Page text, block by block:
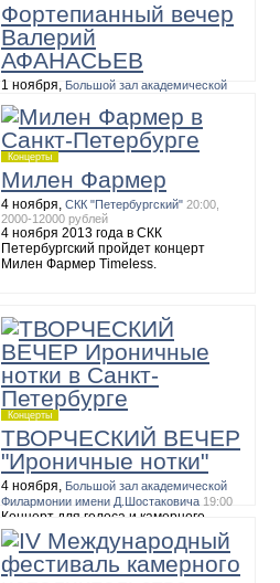
Фортепианный вечер
Валерий
АФАНАСЬЕВ
1 ноября, Большой зал академической
БЕТХОВЕН. Сонаты №№ 10, 15, 17,
27
Концерты
Милен Фармер
4 ноября, СКК "Петербургский" 20:00,
2000-12000 рублей
4 ноября 2013 года в СКК
Петербургский пройдет концерт
Милен Фармер Timeless.
Концерты
ТВОРЧЕСКИЙ ВЕЧЕР
"Ироничные нотки"
4 ноября, Большой зал академической
Филармонии имени Д.Шостаковича 19:00
Концерт для голоса и камерного
оркестра